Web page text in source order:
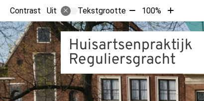
Contrast Uit Tekstgrootte Tekst
verkleinen
met
10%
100%
Tekst
vergroten
met
10%
Huisartsenpraktijk
Reguliersgracht